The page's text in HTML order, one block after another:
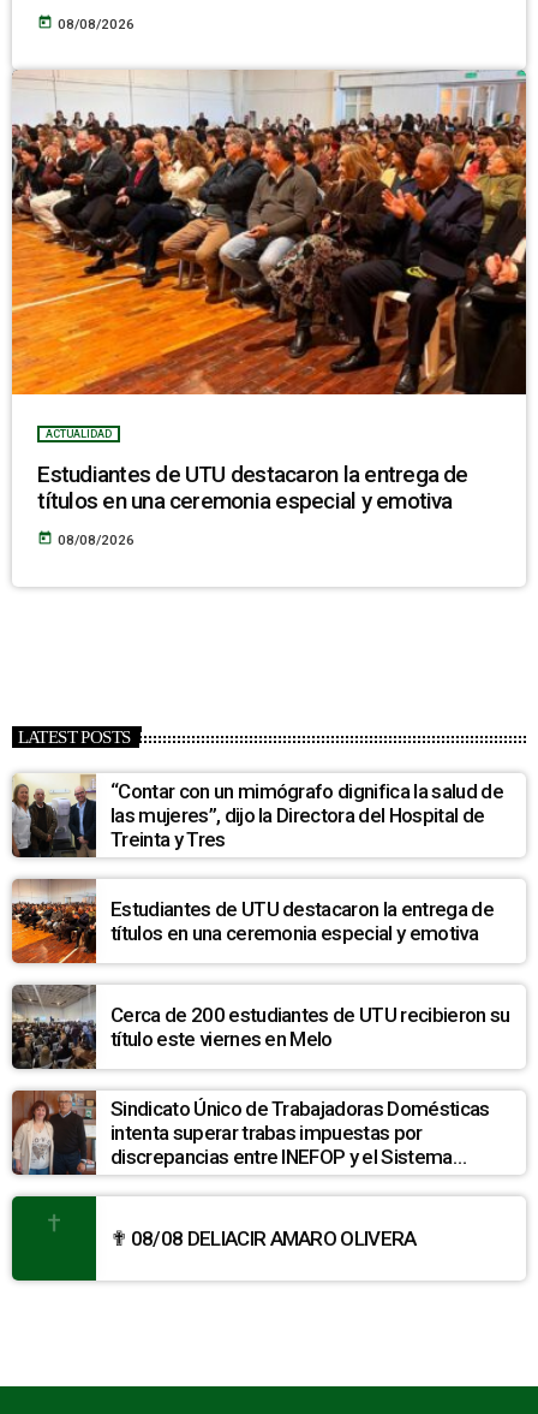
today 08/08/2026
ACTUALIDAD
Estudiantes de UTU destacaron la entrega de
títulos en una ceremonia especial y emotiva
today 08/08/2026
LATEST POSTS
“Contar con un mimógrafo dignifica la salud de
las mujeres”, dijo la Directora del Hospital de
Treinta y Tres
Estudiantes de UTU destacaron la entrega de
títulos en una ceremonia especial y emotiva
Cerca de 200 estudiantes de UTU recibieron su
título este viernes en Melo
Sindicato Único de Trabajadoras Domésticas
intenta superar trabas impuestas por
discrepancias entre INEFOP y el Sistema
Nacional de Cuidados
✟ 08/08 DELIACIR AMARO OLIVERA